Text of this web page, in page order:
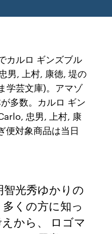
カルロ ギンズブル
男, 上村, 康徳, 堤の
学芸文庫)。アマゾ
多数。カルロ ギン
忠男, 上村, 康
便対象商品は当日
光秀ゆかりの
くの方に知っ
から、 ロゴマ